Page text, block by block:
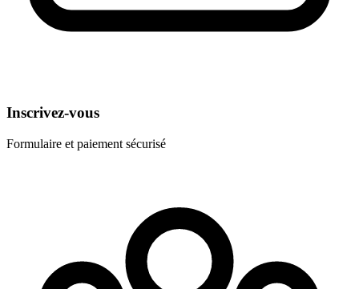
Inscrivez-vous
Formulaire et paiement sécurisé